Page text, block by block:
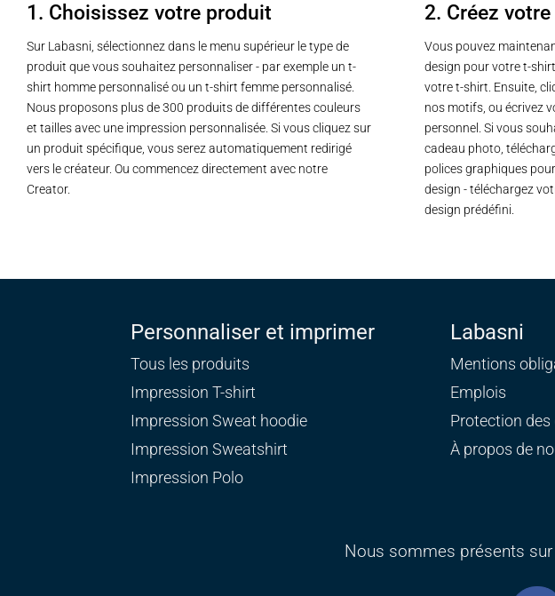
1. Choisissez votre produit
Sur Labasni, sélectionnez dans le menu supérieur le type de
produit que vous souhaitez personnaliser - par exemple un t-
shirt homme personnalisé ou un t-shirt femme personnalisé.
Nous proposons plus de 300 produits de différentes couleurs
et tailles avec une impression personnalisée. Si vous cliquez sur
un produit spécifique, vous serez automatiquement redirigé
vers le créateur. Ou commencez directement avec notre
Creator.
2. Créez
Vous pouvez
design pour votre t-
votre t-shirt. Ensuite,
nos motifs, ou écrivez
personnel. Si vous
cadeau photo,
polices graphiques
design - téléchargez
design prédéfini.
Personnaliser et imprimer
Tous les produits
Impression T-shirt
Impression Sweat hoodie
Impression Sweatshirt
Impression Polo
Labasni
Mentions
Emplois
Protection des
À propos de
Nous sommes présents